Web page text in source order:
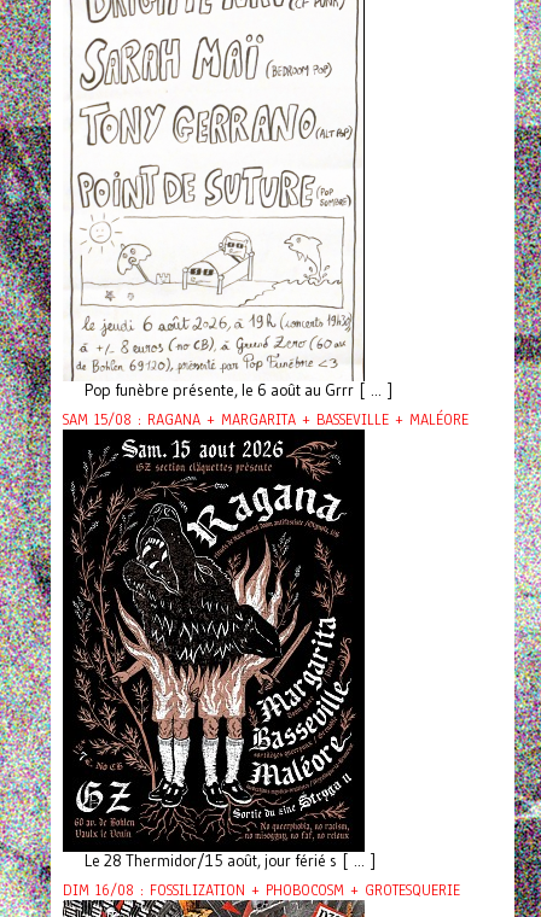
Pop funèbre présente, le 6 août au Grrr [ ... ]
SAM 15/08 : RAGANA + MARGARITA + BASSEVILLE + MALÉORE
Le 28 Thermidor/15 août, jour férié s [ ... ]
DIM 16/08 : FOSSILIZATION + PHOBOCOSM + GROTESQUERIE